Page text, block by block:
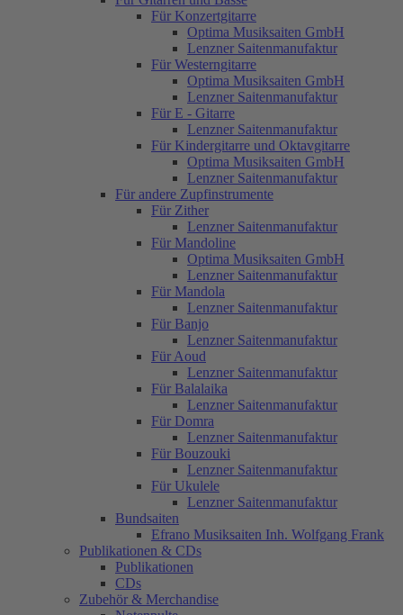
Für Konzertgitarre
Optima Musiksaiten GmbH
Lenzner Saitenmanufaktur
Für Westerngitarre
Optima Musiksaiten GmbH
Lenzner Saitenmanufaktur
Für E - Gitarre
Lenzner Saitenmanufaktur
Für Kindergitarre und Oktavgitarre
Optima Musiksaiten GmbH
Lenzner Saitenmanufaktur
Für andere Zupfinstrumente
Für Zither
Lenzner Saitenmanufaktur
Für Mandoline
Optima Musiksaiten GmbH
Lenzner Saitenmanufaktur
Für Mandola
Lenzner Saitenmanufaktur
Für Banjo
Lenzner Saitenmanufaktur
Für Aoud
Lenzner Saitenmanufaktur
Für Balalaika
Lenzner Saitenmanufaktur
Für Domra
Lenzner Saitenmanufaktur
Für Bouzouki
Lenzner Saitenmanufaktur
Für Ukulele
Lenzner Saitenmanufaktur
Bundsaiten
Efrano Musiksaiten Inh. Wolfgang Frank
Publikationen & CDs
Publikationen
CDs
Zubehör & Merchandise